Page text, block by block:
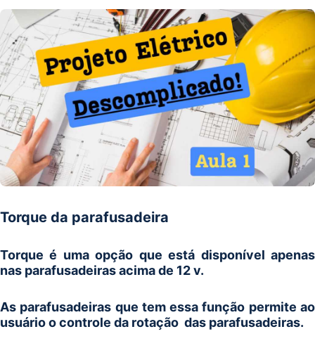
Torque da parafusadeira
Torque é uma opção que está disponível apenas
nas parafusadeiras acima de 12 v.
As parafusadeiras que tem essa função permite ao
usuário o controle da rotação das parafusadeiras.